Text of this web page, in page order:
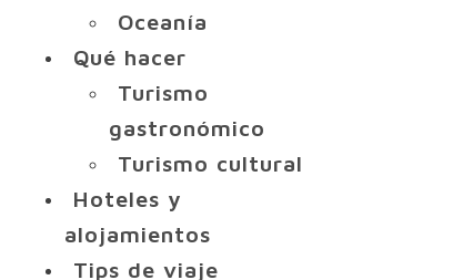
Oceanía
Qué hacer
Turismo
gastronómico
Turismo cultural
Hoteles y
alojamientos
Tips de viaje